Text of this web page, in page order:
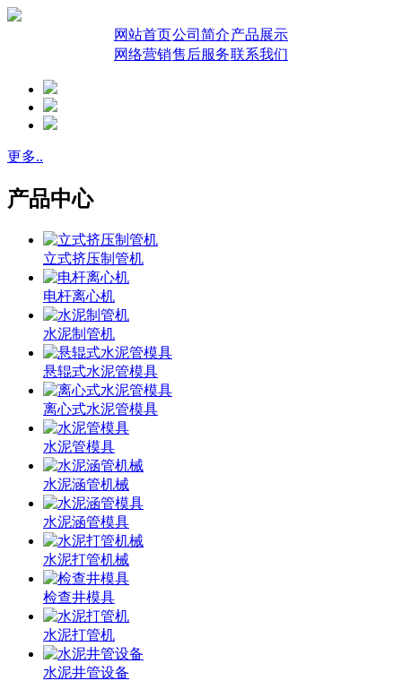
网站首页公司简介产品展示
网络营销售后服务联系我们
更多..
产品中心
立式挤压制管机
电杆离心机
水泥制管机
悬辊式水泥管模具
离心式水泥管模具
水泥管模具
水泥涵管机械
水泥涵管模具
水泥打管机械
检查井模具
水泥打管机
水泥井管设备